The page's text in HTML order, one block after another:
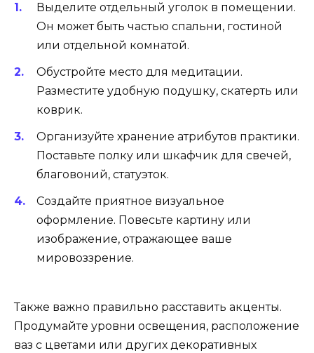
Выделите отдельный уголок в помещении.
Он может быть частью спальни, гостиной
или отдельной комнатой.
Обустройте место для медитации.
Разместите удобную подушку, скатерть или
коврик.
Организуйте хранение атрибутов практики.
Поставьте полку или шкафчик для свечей,
благовоний, статуэток.
Создайте приятное визуальное
оформление. Повесьте картину или
изображение, отражающее ваше
мировоззрение.
Также важно правильно расставить акценты.
Продумайте уровни освещения, расположение
ваз с цветами или других декоративных